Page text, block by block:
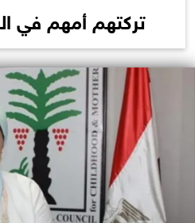
تركتهم أمهم في